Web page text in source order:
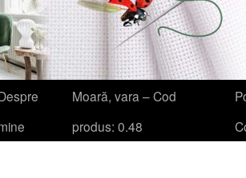
Moară, vara – Cod
produs: 0.48